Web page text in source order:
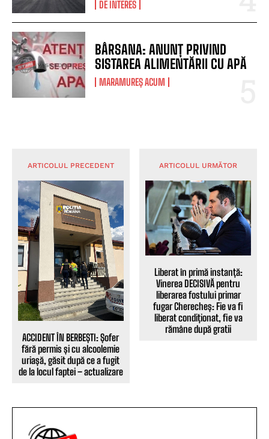
DE INTERES
BÂRSANA: ANUNȚ PRIVIND
SISTAREA ALIMENTĂRII CU APĂ
MARAMUREȘ ACUM
ARTICOLUL PRECEDENT
ACCIDENT ÎN BERBEȘTI: Șofer
fără permis și cu alcoolemie
uriașă, găsit după ce a fugit
de la locul faptei – actualizare
ARTICOLUL URMĂTOR
Liberat în primă instanță:
Vinerea DECISIVĂ pentru
liberarea fostului primar
fugar Cherecheș: Fie va fi
liberat condiționat, fie va
rămâne după gratii